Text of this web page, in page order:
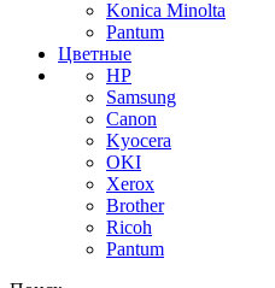
Konica Minolta
Pantum
Цветные
HP
Samsung
Canon
Kyocera
OKI
Xerox
Brother
Ricoh
Pantum